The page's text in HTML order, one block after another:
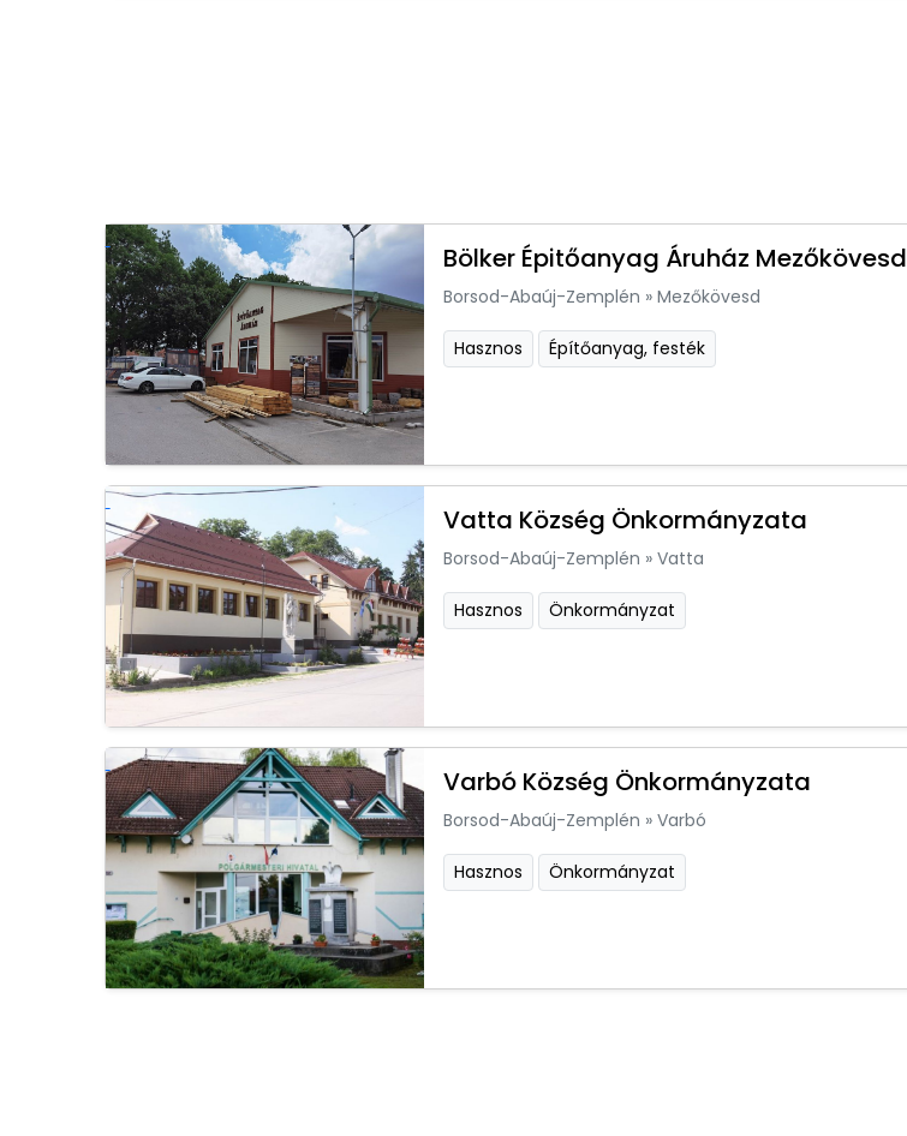
Bölker Épitőanyag Áruház Mezőkövesd
Borsod-Abaúj-Zemplén » Mezőkövesd
Hasznos Építőanyag, festék
Vatta Község Önkormányzata
Borsod-Abaúj-Zemplén » Vatta
Hasznos Önkormányzat
Varbó Község Önkormányzata
Borsod-Abaúj-Zemplén » Varbó
Hasznos Önkormányzat